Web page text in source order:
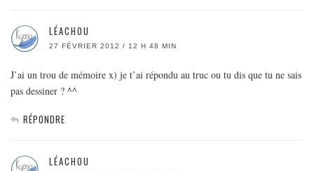
LÉACHOU
27 FÉVRIER 2012 / 12 H 48 MIN
J’ai un trou de mémoire x) je t’ai répondu au truc ou tu dis que tu ne sais
pas dessiner ? ^^
RÉPONDRE
LÉACHOU